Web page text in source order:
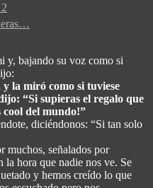
y, bajando su voz como si
la miró como si tuviese
“Si supieras el regalo que
cool del mundo!”
diciéndonos: “Si tan solo
muchos, señalados por
la hora que nadie nos ve. Se
y hemos creído lo que